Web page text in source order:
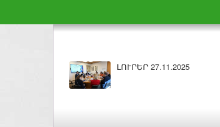
ԼՈՒՐԵՐ 26.11.2025